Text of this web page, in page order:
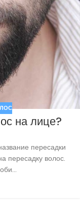
на лице?
пересадки
пересадку волос.